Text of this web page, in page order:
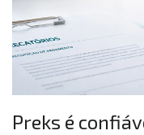
Preks é